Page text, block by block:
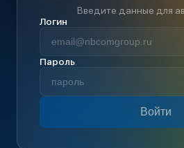
Введите данные для
Логин
Пароль
Войти